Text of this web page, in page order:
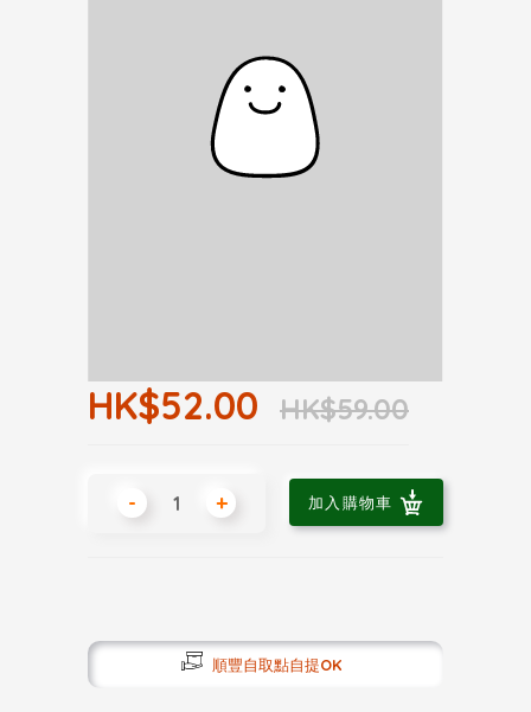
HK$52.00 HK$59.00
- + 加入購物車
順豐自取點自提OK